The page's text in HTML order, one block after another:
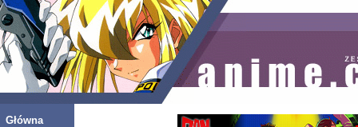
Główna